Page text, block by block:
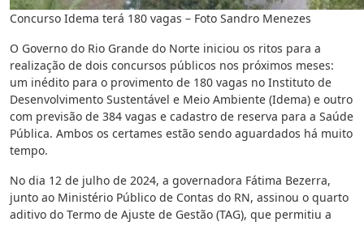
Concurso Idema terá 180 vagas – Foto Sandro Menezes
O Governo do Rio Grande do Norte iniciou os ritos para a
realização de dois concursos públicos nos próximos meses:
um inédito para o provimento de 180 vagas no Instituto de
Desenvolvimento Sustentável e Meio Ambiente (Idema) e outro
com previsão de 384 vagas e cadastro de reserva para a Saúde
Pública. Ambos os certames estão sendo aguardados há muito
tempo.
No dia 12 de julho de 2024, a governadora Fátima Bezerra,
junto ao Ministério Público de Contas do RN, assinou o quarto
aditivo do Termo de Ajuste de Gestão (TAG), que permitiu a